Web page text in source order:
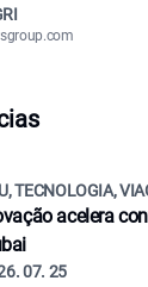
TECNOLOGIA,
acelera
07. 25